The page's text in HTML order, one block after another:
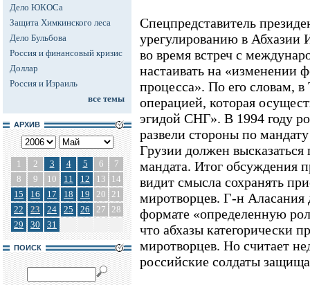
Дело ЮКОСа
Защита Химкинского леса
Дело Бульбова
Россия и финансовый кризис
Доллар
Россия и Израиль
все темы
АРХИВ
1 2 3 4 5 6
7
8
9 10 11 12 13
14
15
16 17 18 19 20 21
22
23 24 25 26 27 28
29
30 31
ПОИСК
Спецпредставитель
урегулированию в Абхазии
во время встреч с
настаивать на «изменении
процесса». По его словам,
операцией, которая
эгидой СНГ». В 1994 году
развели стороны по
Грузии должен высказаться
мандата. Итог обсуждения
видит смысла сохранять
миротворцев. Г-н Аласания
формате «определенную
что абхазы категорически
миротворцев. Но считает
российские солдаты